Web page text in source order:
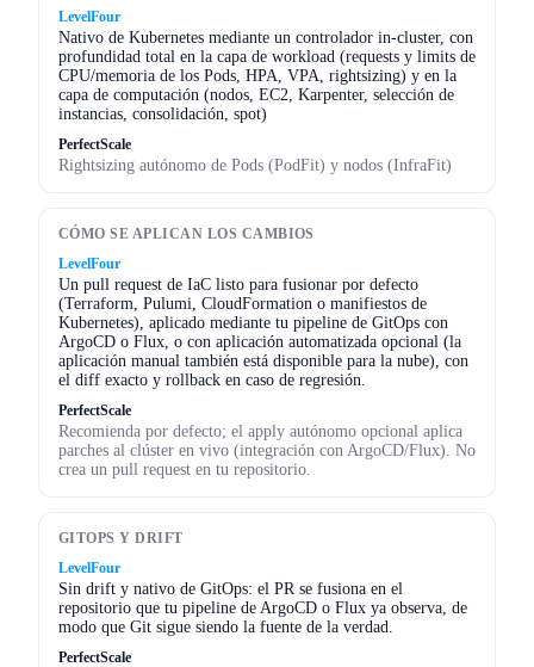
LevelFour
Nativo de Kubernetes mediante un controlador in-cluster, con
profundidad total en la capa de workload (requests y limits de
CPU/memoria de los Pods, HPA, VPA, rightsizing) y en la
capa de computación (nodos, EC2, Karpenter, selección de
instancias, consolidación, spot)
PerfectScale
Rightsizing autónomo de Pods (PodFit) y nodos (InfraFit)
CÓMO SE APLICAN LOS CAMBIOS
LevelFour
Un pull request de IaC listo para fusionar por defecto
(Terraform, Pulumi, CloudFormation o manifiestos de
Kubernetes), aplicado mediante tu pipeline de GitOps con
ArgoCD o Flux, o con aplicación automatizada opcional (la
aplicación manual también está disponible para la nube), con
el diff exacto y rollback en caso de regresión.
PerfectScale
Recomienda por defecto; el apply autónomo opcional aplica
parches al clúster en vivo (integración con ArgoCD/Flux). No
crea un pull request en tu repositorio.
GITOPS Y DRIFT
LevelFour
Sin drift y nativo de GitOps: el PR se fusiona en el
repositorio que tu pipeline de ArgoCD o Flux ya observa, de
modo que Git sigue siendo la fuente de la verdad.
PerfectScale